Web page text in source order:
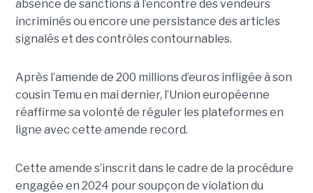
absence de sanctions à l’encontre des vendeurs
incriminés ou encore une persistance des articles
signalés et des contrôles contournables.
Après l’amende de 200 millions d’euros infligée à son
cousin Temu en mai dernier, l’Union européenne
réaffirme sa volonté de réguler les plateformes en
ligne avec cette amende record.
Cette amende s’inscrit dans le cadre de la procédure
engagée en 2024 pour soupçon de violation du